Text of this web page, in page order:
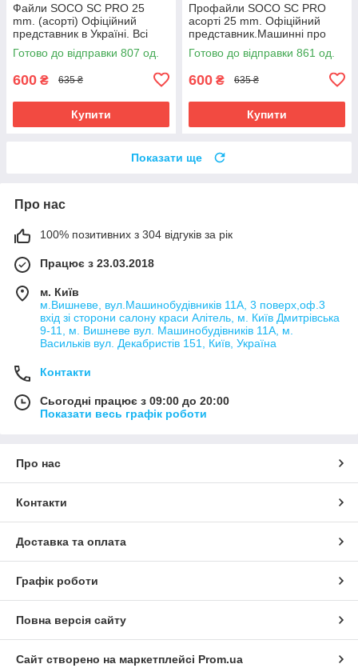
Файли SOCO SC PRO 25
mm. (асорті) Офіційний
представник в Україні. Всі
розміри. Профайли соко
Готово до відправки 807 од.
600 ₴ 635 ₴
Купити
Профайли SOCO SC PRO
асорті 25 mm. Офіційний
представник.Машинні про
файли соко, файли coxo
Готово до відправки 861 од.
600 ₴ 635 ₴
Купити
Показати ще
Про нас
100% позитивних з 304 відгуків за рік
Працює з 23.03.2018
м. Київ
м.Вишневе, вул.Машинобудівників 11А, 3 поверх,оф.3
вхід зі сторони салону краси Алітель, м. Київ Дмитрівська
9-11, м. Вишневе вул. Машинобудівників 11А, м.
Васильків вул. Декабристів 151, Київ, Україна
Контакти
Сьогодні працює з 09:00 до 20:00
Показати весь графік роботи
Про нас
Контакти
Доставка та оплата
Графік роботи
Повна версія сайту
Сайт створено на маркетплейсі Prom.ua